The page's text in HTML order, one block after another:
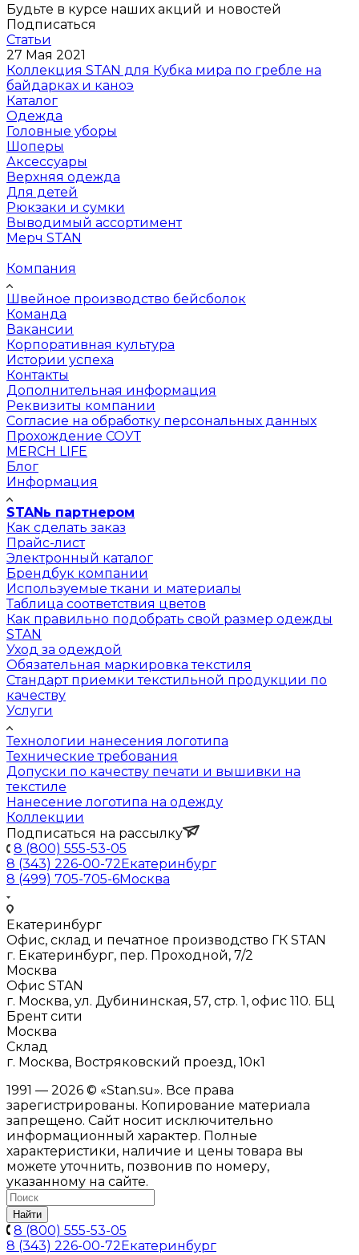
Будьте в курсе наших акций и новостей
Подписаться
Статьи
27 Мая 2021
Коллекция STAN для Кубка мира по гребле на
байдарках и каноэ
Каталог
Одежда
Головные уборы
Шоперы
Аксессуары
Верхняя одежда
Для детей
Рюкзаки и сумки
Выводимый ассортимент
Мерч STAN
Компания
Швейное производство бейсболок
Команда
Вакансии
Корпоративная культура
Истории успеха
Контакты
Дополнительная информация
Реквизиты компании
Согласие на обработку персональных данных
Прохождение СОУТ
MERCH LIFE
Блог
Информация
STANь партнером
Как сделать заказ
Прайс-лист
Электронный каталог
Брендбук компании
Используемые ткани и материалы
Таблица соответствия цветов
Как правильно подобрать свой размер одежды
STAN
Уход за одеждой
Обязательная маркировка текстиля
Стандарт приемки текстильной продукции по
качеству
Услуги
Технологии нанесения логотипа
Технические требования
Допуски по качеству печати и вышивки на
текстиле
Нанесение логотипа на одежду
Коллекции
Подписаться на рассылку
8 (800) 555-53-05
8 (343) 226-00-72Екатеринбург
8 (499) 705-705-6Москва
Екатеринбург
Офис, склад и печатное производство ГК STAN
г. Екатеринбург, пер. Проходной, 7/2
Москва
Офис STAN
г. Москва, ул. Дубининская, 57, стр. 1, офис 110. БЦ
Брент сити
Москва
Склад
г. Москва, Востряковский проезд, 10к1
1991 — 2026 © «Stan.su». Все права
зарегистрированы. Копирование материала
запрещено. Сайт носит исключительно
информационный характер. Полные
характеристики, наличие и цены товара вы
можете уточнить, позвонив по номеру,
указанному на сайте.
Найти
8 (800) 555-53-05
8 (343) 226-00-72Екатеринбург